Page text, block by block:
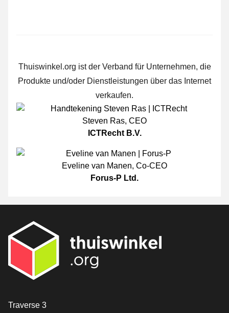
Thuiswinkel.org ist der Verband für Unternehmen, die
Produkte und/oder Dienstleistungen über das Internet
verkaufen.
Steven Ras, CEO
ICTRecht B.V.
Eveline van Manen, Co-CEO
Forus-P Ltd.
[_General:Contact]
Traverse 3